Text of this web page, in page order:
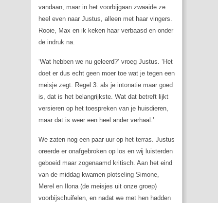
vandaan, maar in het voorbijgaan zwaaide ze
heel even naar Justus, alleen met haar vingers.
Rooie, Max en ik keken haar verbaasd en onder
de indruk na.
‘Wat hebben we nu geleerd?’ vroeg Justus. ‘Het
doet er dus echt geen moer toe wat je tegen een
meisje zegt. Regel 3: als je intonatie maar goed
is, dat is het belangrijkste. Wat dat betreft lijkt
versieren op het toespreken van je huisdieren,
maar dat is weer een heel ander verhaal.’
We zaten nog een paar uur op het terras. Justus
oreerde er onafgebroken op los en wij luisterden
geboeid maar zogenaamd kritisch. Aan het eind
van de middag kwamen plotseling Simone,
Merel en Ilona (de meisjes uit onze groep)
voorbijschuifelen, en nadat we met hen hadden